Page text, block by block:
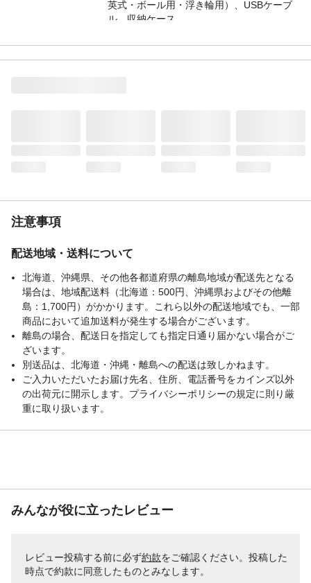
英式・ボール用・浮き輪用）、USBケーブ
ル、収納ケース
注意事項
配送地域・送料について
北海道、沖縄県、その他各都道府県の離島地域が配送先となる
場合は、地域配送料（北海道：500円、沖縄県およびその他離
島：1,700円）がかかります。これら以外の配送地域でも、一部
商品において追加送料が発生する場合がございます。
離島の場合、配送日を指定しても指定日通り届かない場合がご
ざいます。
別送品は、北海道・沖縄・離島への配送は致しかねます。
ご入力いただいたお届け先名、住所、電話番号をカインズ以外
の出荷元に開示します。プライバシーポリシーの規定に則り厳
重に取り扱います。
みんなが役に立ったレビュー
レビュー投稿する前に必ず約款をご確認ください。投稿した
時点で約款に同意したものとみなします。